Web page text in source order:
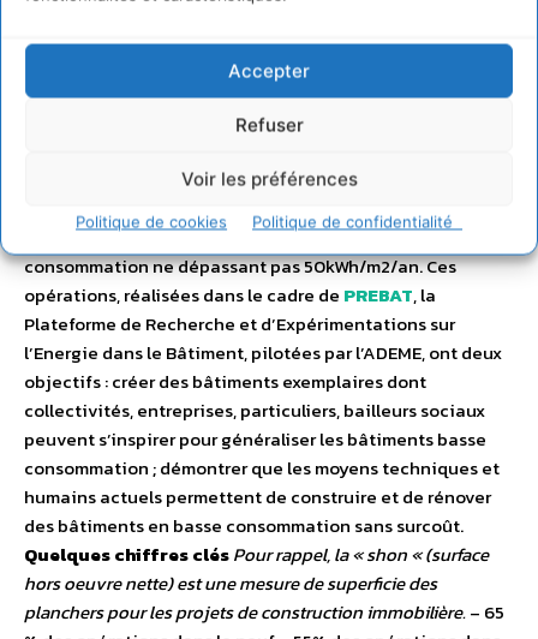
Accepter
Refuser
Voir les préférences
Politique de cookies Politique de confidentialité
de ménages en situation de précarité énergétique, c’est-
paiement de leurs factures d’énergie. L’amélioration de la
performance du logement est donc une prioritée mais
demande un investissement en temps et en argent aux
Aussi depuis 8 ans, l’ADEME a accompagné 2 600
rénovations et constructions de bâtiments avec un niveau
de performance « Basse consommation », c’est-à-dire une
consommation ne dépassant pas 50kWh/m2/an. Ces
opérations, réalisées dans le cadre de PREBAT, la
Plateforme de Recherche et d’Expérimentations sur
l’Energie dans le Bâtiment, pilotées par l’ADEME, ont deux
objectifs : créer des bâtiments exemplaires dont
collectivités, entreprises, particuliers, bailleurs sociaux
peuvent s’inspirer pour généraliser les bâtiments basse
consommation ; démontrer que les moyens techniques et
humains actuels permettent de construire et de rénover
des bâtiments en basse consommation sans surcoût.
Quelques chiffres clésPour rappel, la « shon « (surface
hors oeuvre nette) est une mesure de superficie des
planchers pour les projets de construction immobilière.– 65